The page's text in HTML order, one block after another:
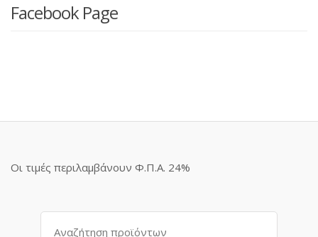
Facebook Page
Οι τιμές περιλαμβάνουν Φ.Π.Α. 24%
Αναζήτηση